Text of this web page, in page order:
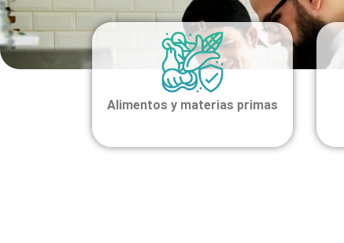
Alimentos y materias primas